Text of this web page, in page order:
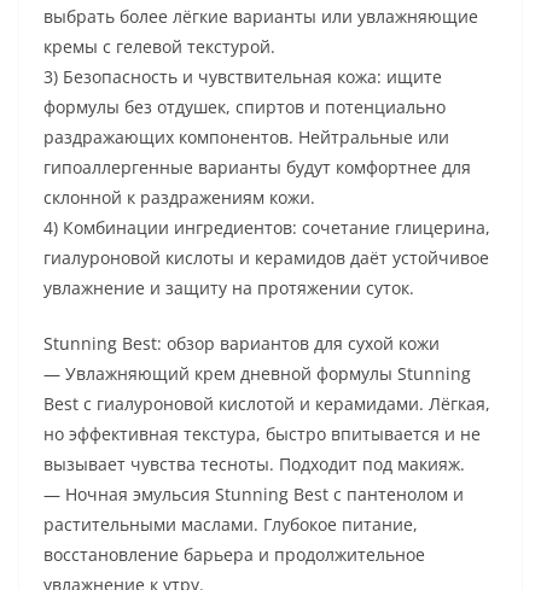
выбрать более лёгкие варианты или увлажняющие
кремы с гелевой текстурой.
3) Безопасность и чувствительная кожа: ищите
формулы без отдушек, спиртов и потенциально
раздражающих компонентов. Нейтральные или
гипоаллергенные варианты будут комфортнее для
склонной к раздражениям кожи.
4) Комбинации ингредиентов: сочетание глицерина,
гиалуроновой кислоты и керамидов даёт устойчивое
увлажнение и защиту на протяжении суток.
Stunning Best: обзор вариантов для сухой кожи
— Увлажняющий крем дневной формулы Stunning
Best с гиалуроновой кислотой и керамидами. Лёгкая,
но эффективная текстура, быстро впитывается и не
вызывает чувства тесноты. Подходит под макияж.
— Ночная эмульсия Stunning Best с пантенолом и
растительными маслами. Глубокое питание,
восстановление барьера и продолжительное
увлажнение к утру.